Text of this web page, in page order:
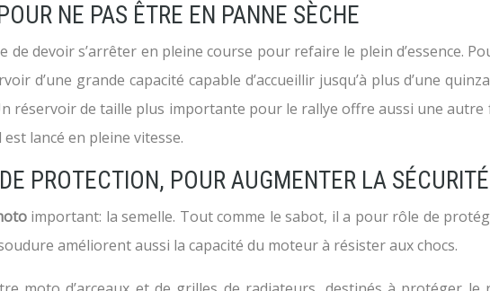
NE PAS ÊTRE EN PANNE SÈCHE
de devoir s’arrêter en pleine course pour refaire le plein d’essence.
d’une grande capacité capable d’accueillir jusqu’à plus d’une
réservoir de taille plus importante pour le rallye offre aussi une
est lancé en pleine vitesse.
PROTECTION, POUR AUGMENTER LA SÉCURITÉ
important: la semelle. Tout comme le sabot, il a pour rôle de
améliorent aussi la capacité du moteur à résister aux chocs.